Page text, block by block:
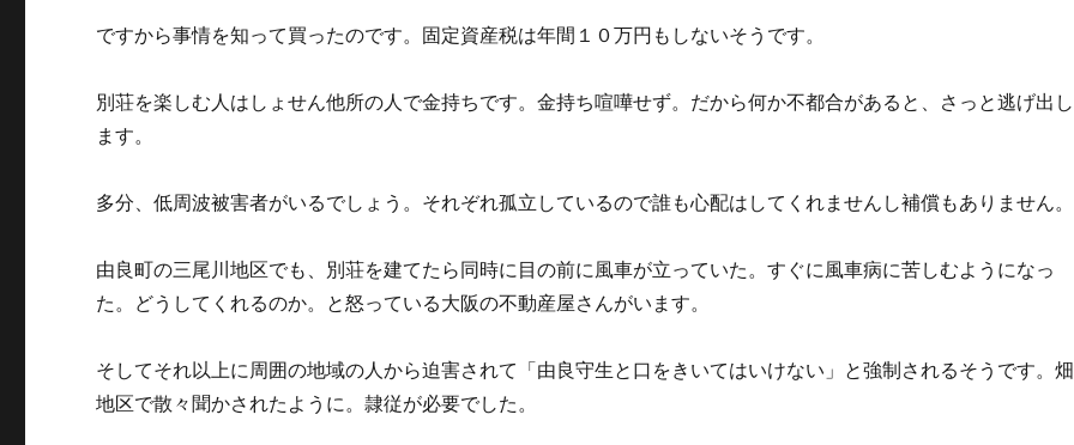
ですから事情を知って買ったのです。固定資産税は年間１０万円もしないそうです。
別荘を楽しむ人はしょせん他所の人で金持ちです。金持ち喧嘩せず。だから何か不都合があると、さっと逃げ出し
ます。
多分、低周波被害者がいるでしょう。それぞれ孤立しているので誰も心配はしてくれませんし補償もありません。
由良町の三尾川地区でも、別荘を建てたら同時に目の前に風車が立っていた。すぐに風車病に苦しむようになっ
た。どうしてくれるのか。と怒っている大阪の不動産屋さんがいます。
そしてそれ以上に周囲の地域の人から迫害されて「由良守生と口をきいてはいけない」と強制されるそうです。畑
地区で散々聞かされたように。隷従が必要でした。